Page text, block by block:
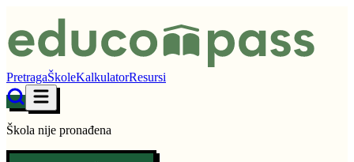
PretragaŠkoleKalkulatorResursi
Škola nije pronađena